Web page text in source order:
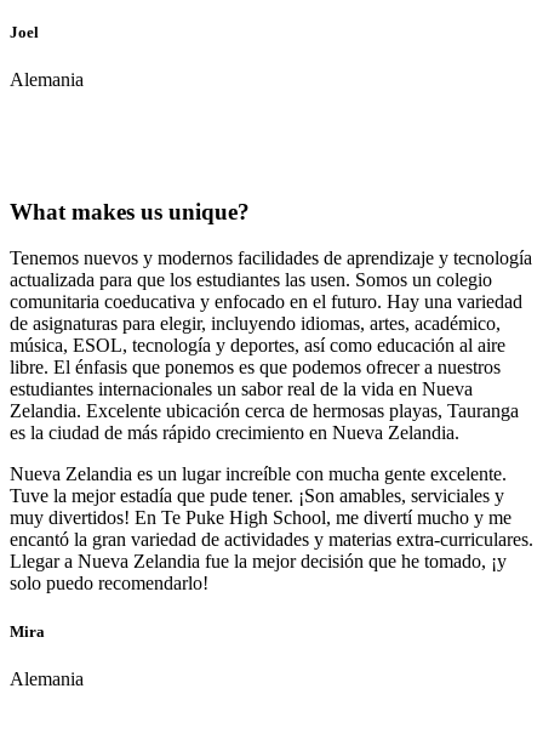
Joel
Alemania
What makes us unique?
Tenemos nuevos y modernos facilidades de aprendizaje y tecnología
actualizada para que los estudiantes las usen. Somos un colegio
comunitaria coeducativa y enfocado en el futuro. Hay una variedad
de asignaturas para elegir, incluyendo idiomas, artes, académico,
música, ESOL, tecnología y deportes, así como educación al aire
libre. El énfasis que ponemos es que podemos ofrecer a nuestros
estudiantes internacionales un sabor real de la vida en Nueva
Zelandia. Excelente ubicación cerca de hermosas playas, Tauranga
es la ciudad de más rápido crecimiento en Nueva Zelandia.
Nueva Zelandia es un lugar increíble con mucha gente excelente.
Tuve la mejor estadía que pude tener. ¡Son amables, serviciales y
muy divertidos! En Te Puke High School, me divertí mucho y me
encantó la gran variedad de actividades y materias extra-curriculares.
Llegar a Nueva Zelandia fue la mejor decisión que he tomado, ¡y
solo puedo recomendarlo!
Mira
Alemania